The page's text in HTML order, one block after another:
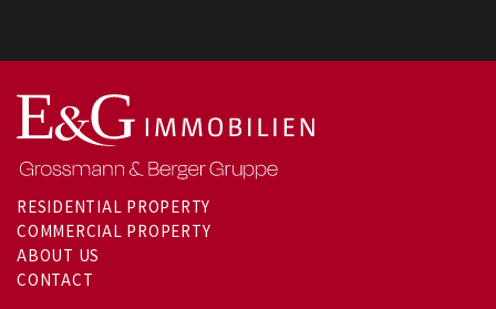
RESIDENTIAL PROPERTY
COMMERCIAL PROPERTY
ABOUT US
CONTACT